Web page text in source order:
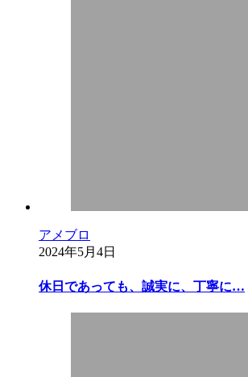
アメブロ
2024年5月4日
休日であっても、誠実に、丁寧に…